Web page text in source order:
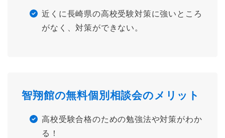
近くに長崎県の高校受験対策に強いところ
がなく、対策ができない。
智翔館の無料個別相談会のメリット
高校受験合格のための勉強法や対策がわか
る！